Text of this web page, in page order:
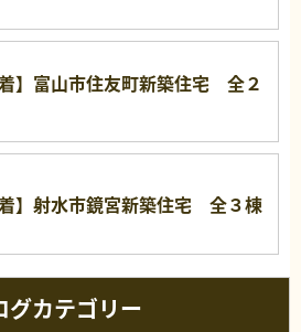
着】富山市住友町新築住宅 全２
着】射水市鏡宮新築住宅 全３棟
グカテゴリー